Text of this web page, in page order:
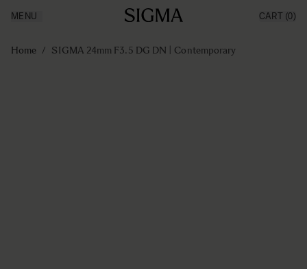
Producten
Inspiratie
MENU CART (0)
Home / SIGMA 24mm F3.5 DG DN | Contemporary